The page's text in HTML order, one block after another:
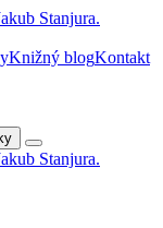
Knižný blogKontakt